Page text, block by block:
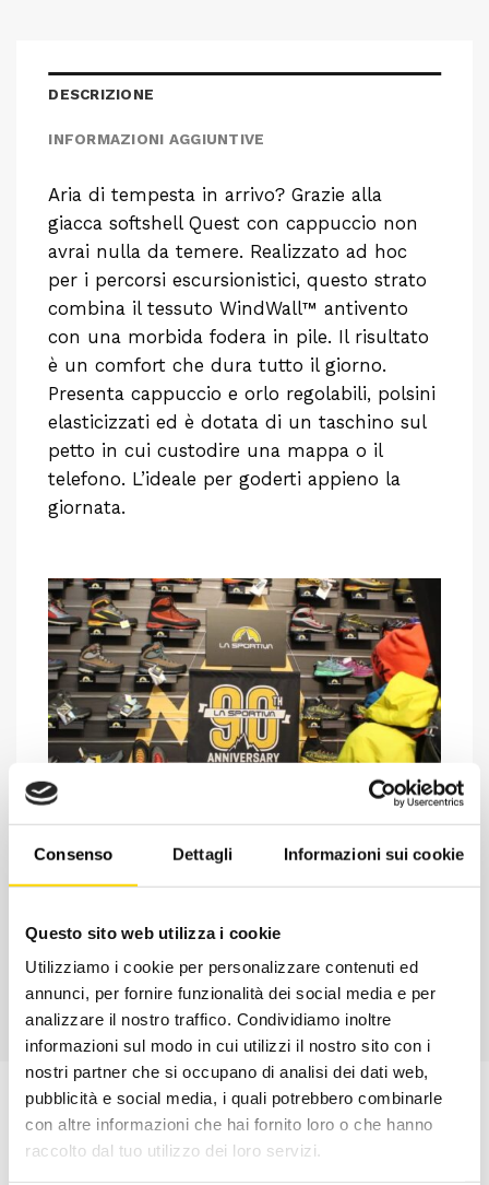
Consenso Dettagli Informazioni sui cookie
Questo sito web utilizza i cookie
Utilizziamo i cookie per personalizzare contenuti ed
annunci, per fornire funzionalità dei social media e per
analizzare il nostro traffico. Condividiamo inoltre
informazioni sul modo in cui utilizzi il nostro sito con i
nostri partner che si occupano di analisi dei dati web,
pubblicità e social media, i quali potrebbero combinarle
con altre informazioni che hai fornito loro o che hanno
raccolto dal tuo utilizzo dei loro servizi.
Chiedi ad un esperto
Davide di RRTrek
DESCRIZIONE
INFORMAZIONI AGGIUNTIVE
Aria di tempesta in arrivo? Grazie alla
giacca softshell Quest con cappuccio non
avrai nulla da temere. Realizzato ad hoc
per i percorsi escursionistici, questo strato
combina il tessuto WindWall™ antivento
con una morbida fodera in pile. Il risultato
è un comfort che dura tutto il giorno.
Presenta cappuccio e orlo regolabili, polsini
elasticizzati ed è dotata di un taschino sul
petto in cui custodire una mappa o il
telefono. L’ideale per goderti appieno la
giornata.